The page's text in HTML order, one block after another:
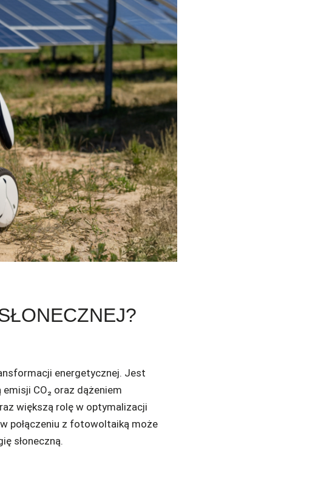
energetycznej. Jest
CO₂ oraz dążeniem
większą rolę w optymalizacji
połączeniu z fotowoltaiką może
słoneczną.